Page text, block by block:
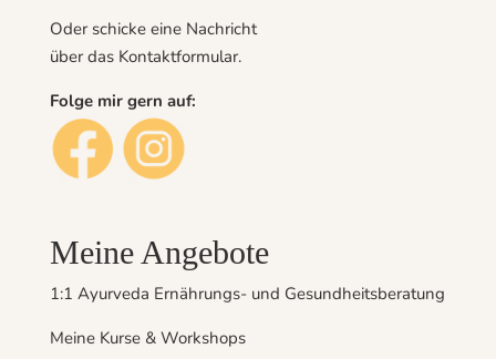
Oder schicke eine Nachricht
über das Kontaktformular.
Folge mir gern auf:
Meine Angebote
1:1 Ayurveda Ernährungs- und Gesundheitsberatung
Meine Kurse & Workshops